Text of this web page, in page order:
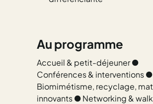
Au programme
Accueil & petit-déjeuner ●
Conférences & interventions ●
Biomimétisme, recyclage,
innovants ● Networking &